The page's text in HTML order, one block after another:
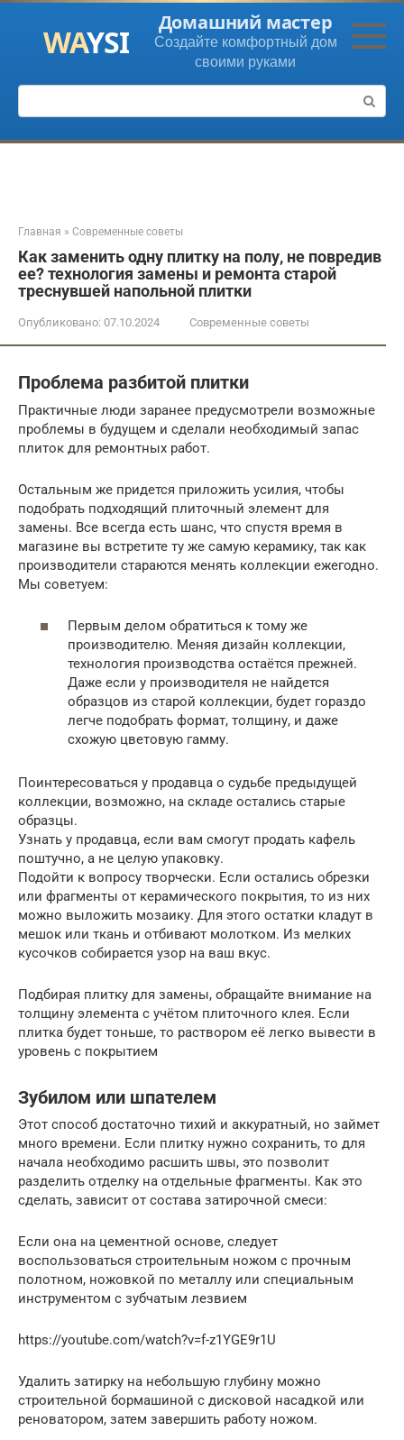
Перейти
контенту
Домашний мастер
Создайте комфортный дом
своими руками
Поиск:
Главная » Современные советы
Как заменить одну плитку на полу, не повредив
ее? технология замены и ремонта старой
треснувшей напольной плитки
Опубликовано: 07.10.2024 Современные советы
Проблема разбитой плитки
Практичные люди заранее предусмотрели возможные
проблемы в будущем и сделали необходимый запас
плиток для ремонтных работ.
Остальным же придется приложить усилия, чтобы
подобрать подходящий плиточный элемент для
замены. Все всегда есть шанс, что спустя время в
магазине вы встретите ту же самую керамику, так как
производители стараются менять коллекции ежегодно.
Мы советуем:
Первым делом обратиться к тому же
производителю. Меняя дизайн коллекции,
технология производства остаётся прежней.
Даже если у производителя не найдется
образцов из старой коллекции, будет гораздо
легче подобрать формат, толщину, и даже
схожую цветовую гамму.
Поинтересоваться у продавца о судьбе предыдущей
коллекции, возможно, на складе остались старые
образцы.
Узнать у продавца, если вам смогут продать кафель
поштучно, а не целую упаковку.
Подойти к вопросу творчески. Если остались обрезки
или фрагменты от керамического покрытия, то из них
можно выложить мозаику. Для этого остатки кладут в
мешок или ткань и отбивают молотком. Из мелких
кусочков собирается узор на ваш вкус.
Подбирая плитку для замены, обращайте внимание на
толщину элемента с учётом плиточного клея. Если
плитка будет тоньше, то раствором её легко вывести в
уровень с покрытием
Зубилом или шпателем
Этот способ достаточно тихий и аккуратный, но займет
много времени. Если плитку нужно сохранить, то для
начала необходимо расшить швы, это позволит
разделить отделку на отдельные фрагменты. Как это
сделать, зависит от состава затирочной смеси:
Если она на цементной основе, следует
воспользоваться строительным ножом с прочным
полотном, ножовкой по металлу или специальным
инструментом с зубчатым лезвием
https://youtube.com/watch?v=f-z1YGE9r1U
Удалить затирку на небольшую глубину можно
строительной бормашиной с дисковой насадкой или
реноватором, затем завершить работу ножом.